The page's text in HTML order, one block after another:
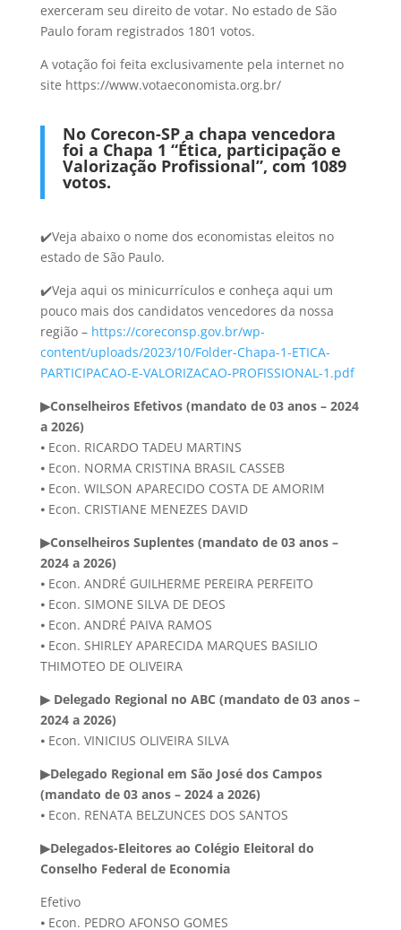
exerceram seu direito de votar. No estado de São
Paulo foram registrados 1801 votos.
A votação foi feita exclusivamente pela internet no
site https://www.votaeconomista.org.br/
No Corecon-SP a chapa vencedora
foi a Chapa 1 “Ética, participação e
Valorização Profissional”, com 1089
votos.
✔️Veja abaixo o nome dos economistas eleitos no
estado de São Paulo.
✔️Veja aqui os minicurrículos e conheça aqui um
pouco mais dos candidatos vencedores da nossa
região – https://coreconsp.gov.br/wp-
content/uploads/2023/10/Folder-Chapa-1-ETICA-
PARTICIPACAO-E-VALORIZACAO-PROFISSIONAL-1.pdf
▶Conselheiros Efetivos (mandato de 03 anos – 2024
a 2026)
⦁ Econ. RICARDO TADEU MARTINS
⦁ Econ. NORMA CRISTINA BRASIL CASSEB
⦁ Econ. WILSON APARECIDO COSTA DE AMORIM
⦁ Econ. CRISTIANE MENEZES DAVID
▶Conselheiros Suplentes (mandato de 03 anos –
2024 a 2026)
⦁ Econ. ANDRÉ GUILHERME PEREIRA PERFEITO
⦁ Econ. SIMONE SILVA DE DEOS
⦁ Econ. ANDRÉ PAIVA RAMOS
⦁ Econ. SHIRLEY APARECIDA MARQUES BASILIO
THIMOTEO DE OLIVEIRA
▶ Delegado Regional no ABC (mandato de 03 anos –
2024 a 2026)
⦁ Econ. VINICIUS OLIVEIRA SILVA
▶Delegado Regional em São José dos Campos
(mandato de 03 anos – 2024 a 2026)
⦁ Econ. RENATA BELZUNCES DOS SANTOS
▶Delegados-Eleitores ao Colégio Eleitoral do
Conselho Federal de Economia
Efetivo
⦁ Econ. PEDRO AFONSO GOMES